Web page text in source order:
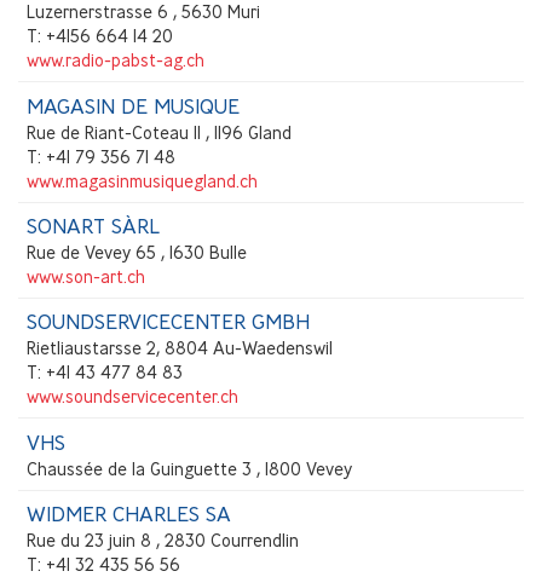
Luzernerstrasse 6 , 5630 Muri
T: +4156 664 14 20
www.radio-pabst-ag.ch
MAGASIN DE MUSIQUE
Rue de Riant-Coteau 11 , 1196 Gland
T: +41 79 356 71 48
www.magasinmusiquegland.ch
SONART SÀRL
Rue de Vevey 65 , 1630 Bulle
www.son-art.ch
SOUNDSERVICECENTER GMBH
Rietliaustarsse 2, 8804 Au-Waedenswil
T: +41 43 477 84 83
www.soundservicecenter.ch
VHS
Chaussée de la Guinguette 3 , 1800 Vevey
WIDMER CHARLES SA
Rue du 23 juin 8 , 2830 Courrendlin
T: +41 32 435 56 56